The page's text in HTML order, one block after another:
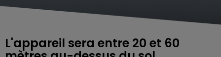
L'appareil sera entre 20 et 60